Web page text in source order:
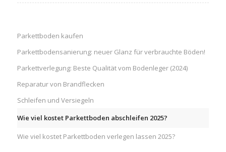
Parkettboden kaufen
Parkettbodensanierung: neuer Glanz für verbrauchte Böden!
Parkettverlegung: Beste Qualität vom Bodenleger (2024)
Reparatur von Brandflecken
Schleifen und Versiegeln
Wie viel kostet Parkettboden abschleifen 2025?
Wie viel kostet Parkettboden verlegen lassen 2025?